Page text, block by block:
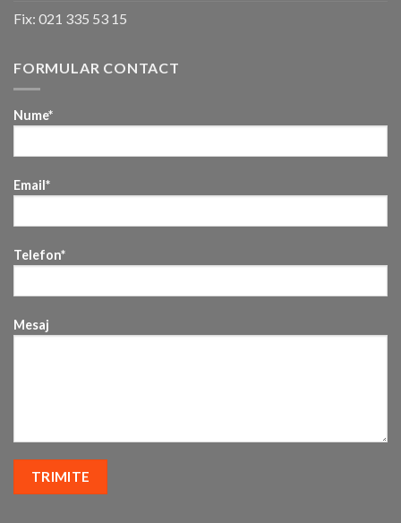
Fix: 021 335 53 15
FORMULAR CONTACT
Nume*
Email*
Telefon*
Mesaj